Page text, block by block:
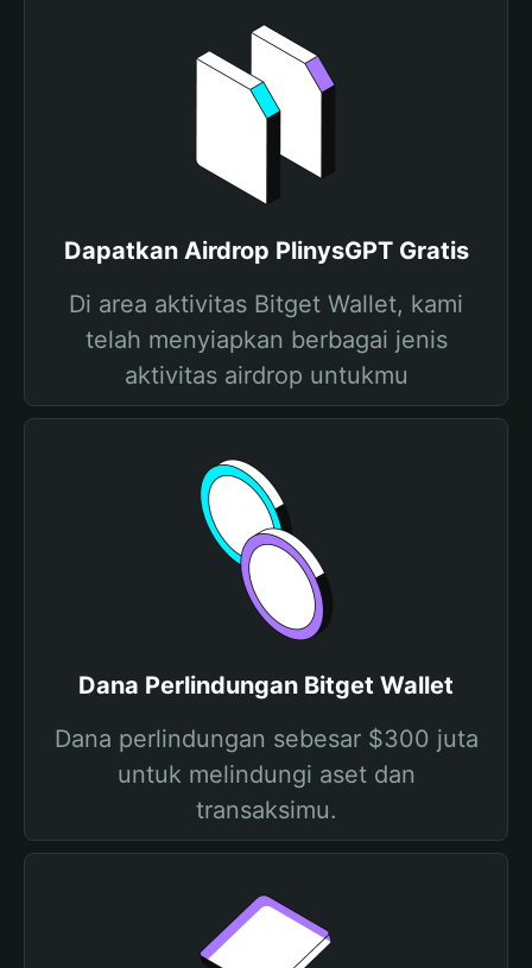
Dapatkan Airdrop PlinysGPT Gratis
Di area aktivitas Bitget Wallet, kami
telah menyiapkan berbagai jenis
aktivitas airdrop untukmu
Dana Perlindungan Bitget Wallet
Dana perlindungan sebesar $300 juta
untuk melindungi aset dan
transaksimu.